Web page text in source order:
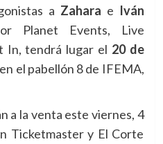
a Zahara e Iván
Planet Events, Live
In, tendrá lugar el 20 de
el pabellón 8 de IFEMA,
a la venta este viernes, 4
Ticketmaster y El Corte